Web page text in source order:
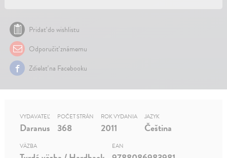
Pridať do wishlistu
Odporučiť známemu
Zdielať na Facebooku
VYDAVATEĽ
Daranus
POČET STRÁN
368
ROK VYDANIA
2011
JAZYK
Čeština
VÄZBA EAN